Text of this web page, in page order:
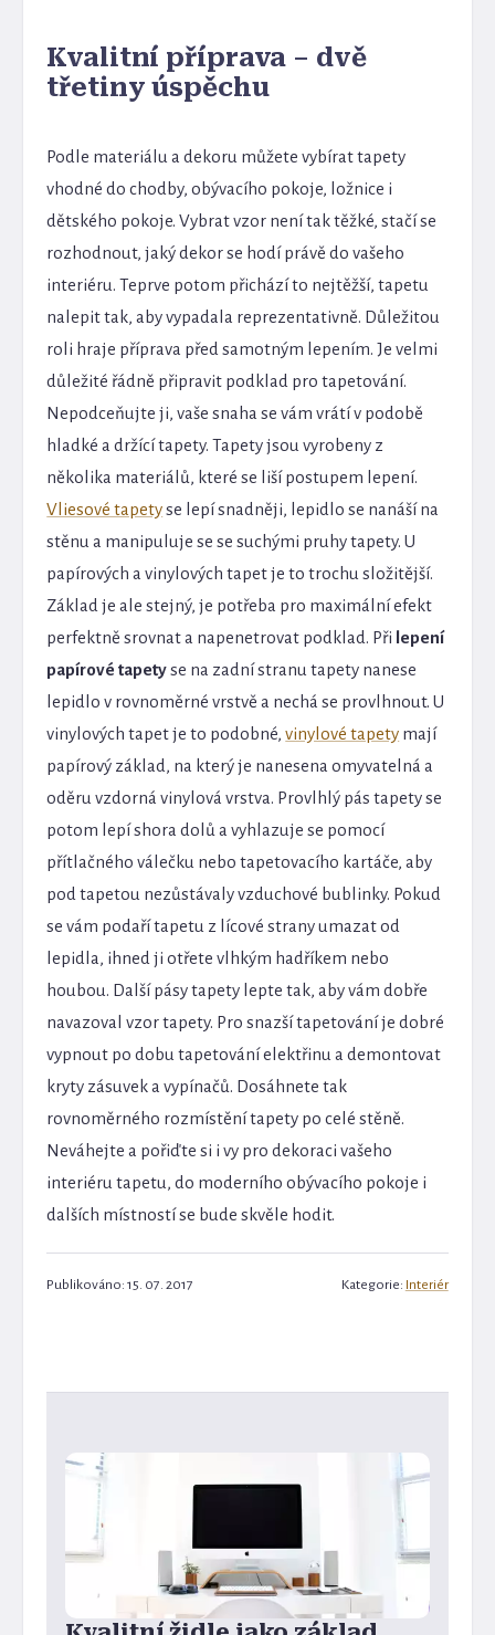
Kvalitní příprava – dvě
třetiny úspěchu
Podle materiálu a dekoru můžete vybírat tapety
vhodné do chodby, obývacího pokoje, ložnice i
dětského pokoje. Vybrat vzor není tak těžké, stačí se
rozhodnout, jaký dekor se hodí právě do vašeho
interiéru. Teprve potom přichází to nejtěžší, tapetu
nalepit tak, aby vypadala reprezentativně. Důležitou
roli hraje příprava před samotným lepením. Je velmi
důležité řádně připravit podklad pro tapetování.
Nepodceňujte ji, vaše snaha se vám vrátí v podobě
hladké a držící tapety. Tapety jsou vyrobeny z
několika materiálů, které se liší postupem lepení.
Vliesové tapetyse lepí snadněji, lepidlo se nanáší na
stěnu a manipuluje se se suchými pruhy tapety. U
papírových a vinylových tapet je to trochu složitější.
Základ je ale stejný, je potřeba pro maximální efekt
perfektně srovnat a napenetrovat podklad. Při lepení
papírové tapetyse na zadní stranu tapety nanese
lepidlo v rovnoměrné vrstvě a nechá se provlhnout. U
vinylových tapet je to podobné,vinylové tapety mají
papírový základ, na který je nanesena omyvatelná a
oděru vzdorná vinylová vrstva. Provlhlý pás tapety se
potom lepí shora dolů a vyhlazuje se pomocí
přítlačného válečku nebo tapetovacího kartáče, aby
pod tapetou nezůstávaly vzduchové bublinky. Pokud
se vám podaří tapetu z lícové strany umazat od
lepidla, ihned ji otřete vlhkým hadříkem nebo
houbou. Další pásy tapety lepte tak, aby vám dobře
navazoval vzor tapety. Pro snazší tapetování je dobré
vypnout po dobu tapetování elektřinu a demontovat
kryty zásuvek a vypínačů. Dosáhnete tak
rovnoměrného rozmístění tapety po celé stěně.
Neváhejte a pořiďte si i vy pro dekoraci vašeho
interiéru tapetu, do moderního obývacího pokoje i
dalších místností se bude skvěle hodit.
Publikováno: 15. 07. 2017 Kategorie: Interiér